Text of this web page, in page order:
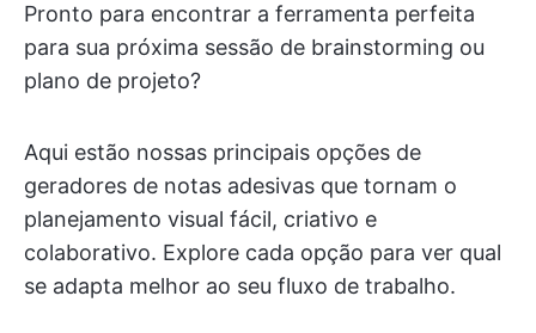
Pronto para encontrar a ferramenta perfeita
para sua próxima sessão de brainstorming ou
plano de projeto?
Aqui estão nossas principais opções de
geradores de notas adesivas que tornam o
planejamento visual fácil, criativo e
colaborativo. Explore cada opção para ver qual
se adapta melhor ao seu fluxo de trabalho.